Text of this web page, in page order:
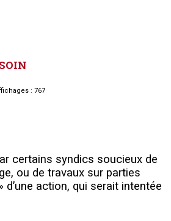
: 767
certains syndics soucieux de
ou de travaux sur parties
d’une action, qui serait intentée